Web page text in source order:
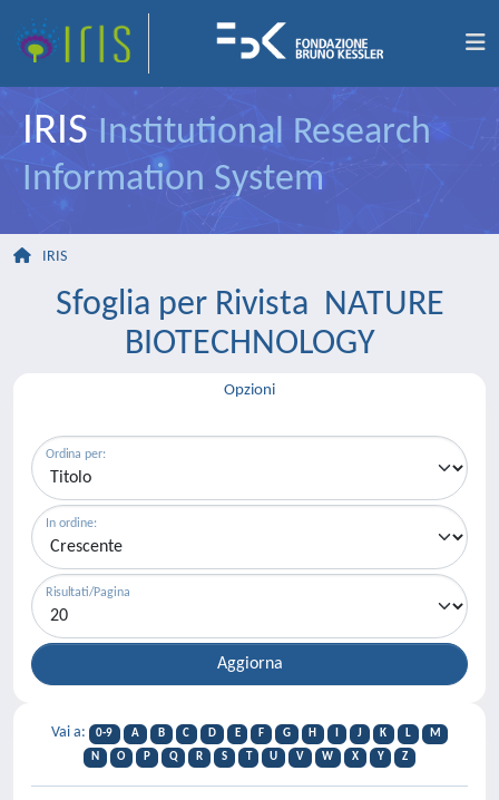
IRIS Institutional Research
Information System
IRIS
Sfoglia per Rivista NATURE
BIOTECHNOLOGY
Opzioni
Ordina per:
In ordine:
Risultati/Pagina
Vai a: 0-9 A B C D E F G H J K L
M
N
O P Q R S T U V W X Y Z